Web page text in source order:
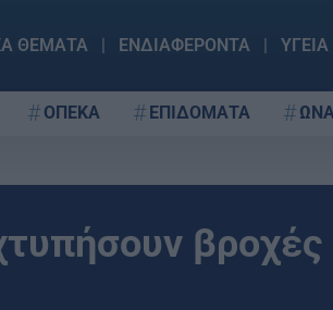
ΘΕΜΑΤΑ ΕΝΔΙΑΦΕΡΟΝΤΑ ΥΓΕΙΑ
ΟΠΕΚΑ ΕΠΙΔΟΜΑΤΑ
βροχές